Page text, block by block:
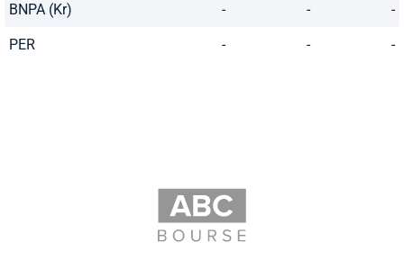
BNPA (Kr) - - -
PER - - -